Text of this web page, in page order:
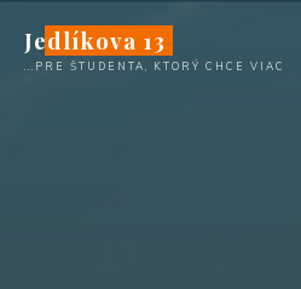
content
Jedlíkova 13
...PRE ŠTUDENTA, KTORÝ CHCE VIAC